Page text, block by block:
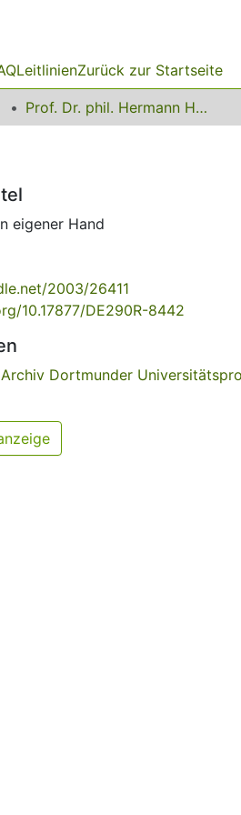
LeitlinienZurück zur Startseite
Prof. Dr. phil. Hermann Hinkel
eigener Hand
2003/26411
10.17877/DE290R-8442
Dortmunder